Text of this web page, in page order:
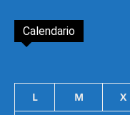
Calendario
L M X